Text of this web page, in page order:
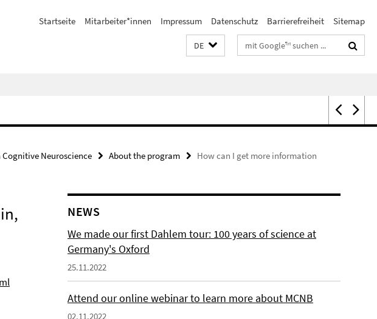
Startseite Mitarbeiter*innen Impressum Datenschutz Barrierefreiheit Sitemap
DE Suchbegriffe
Cognitive Neuroscience About the program
How can I get more information
NEWS
We made our first Dahlem tour: 100 years of science at
Germany's Oxford
25.11.2022
Attend our online webinar to learn more about MCNB
02.11.2022